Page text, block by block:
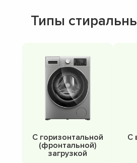
Типы
С горизонтальной
(фронтальной)
загрузкой
С